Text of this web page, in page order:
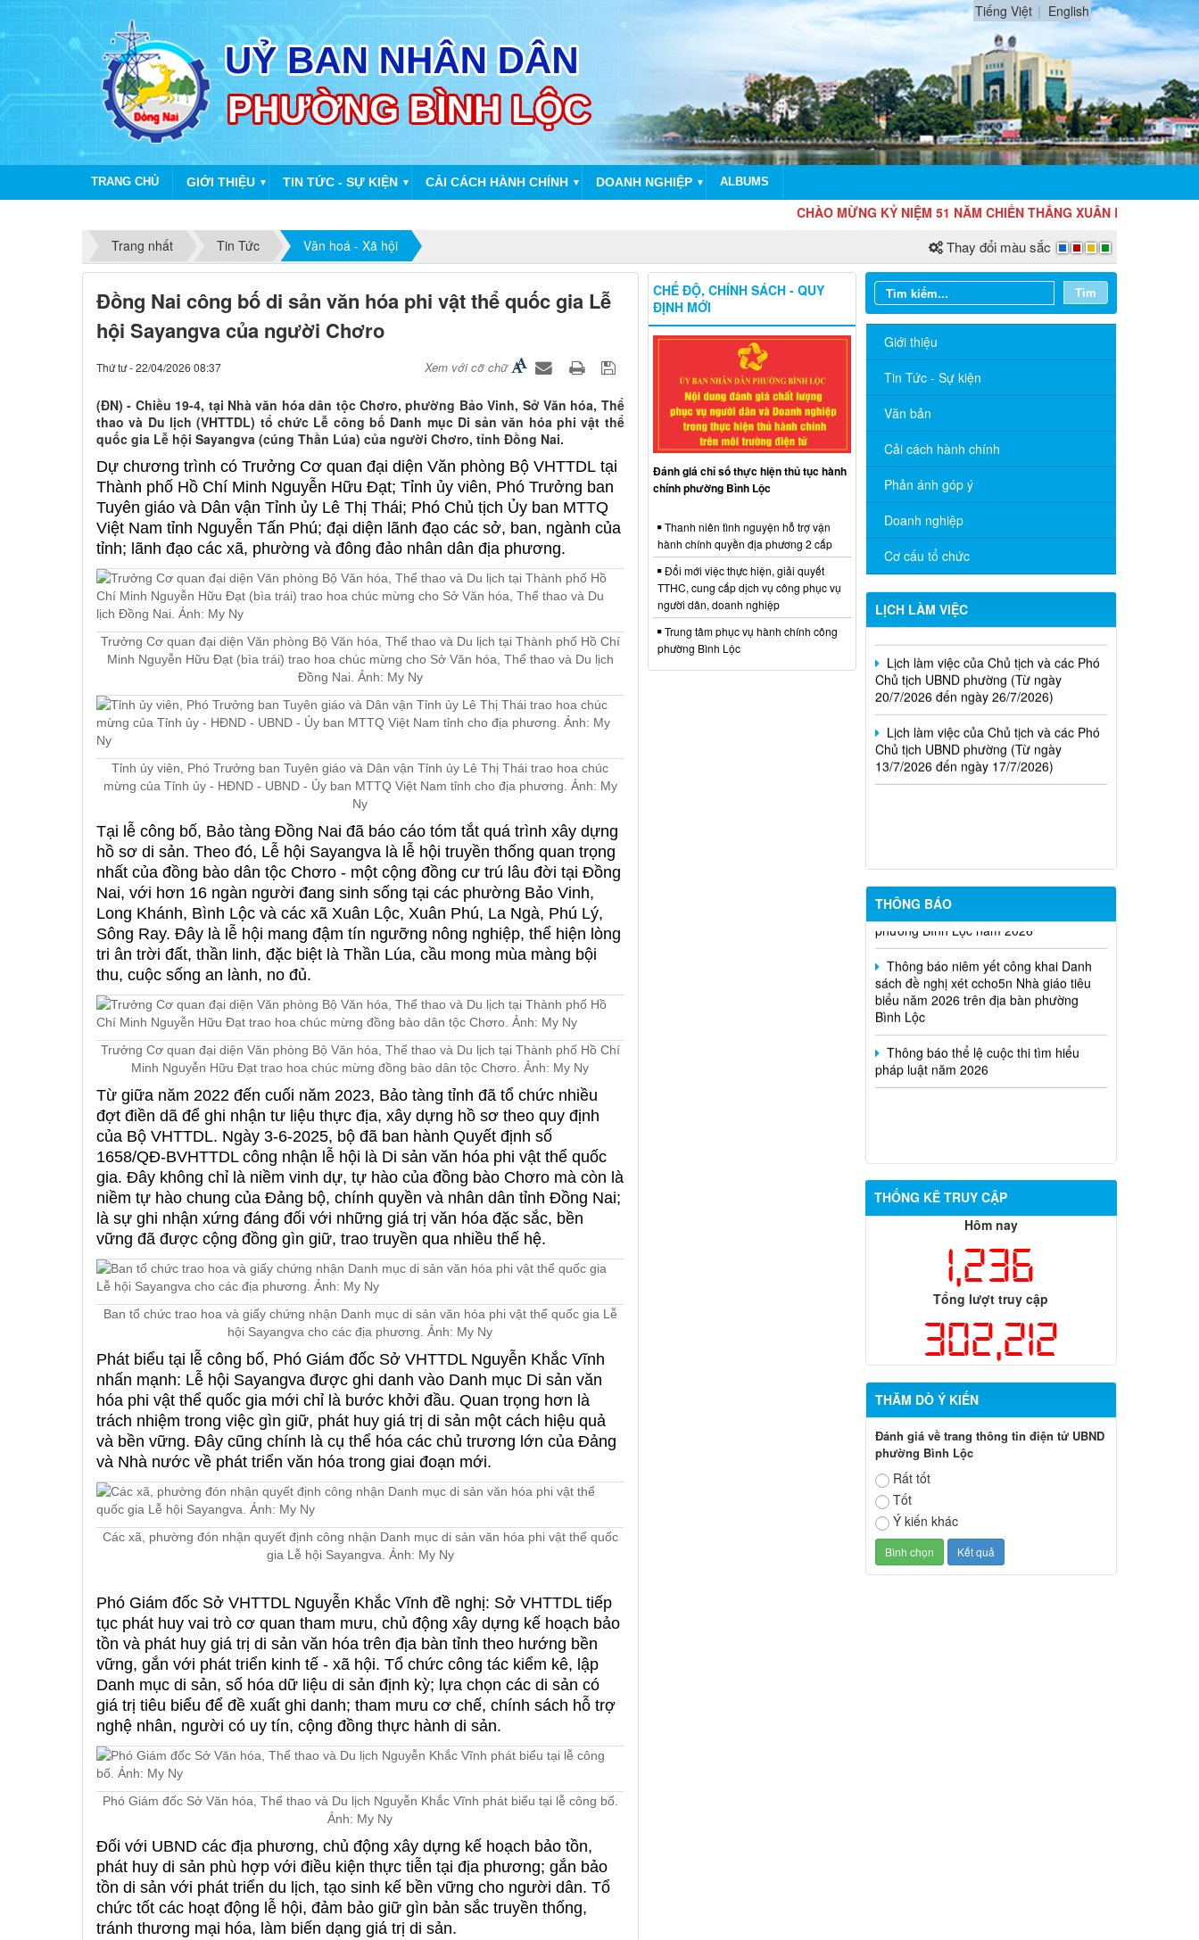
Tiếng Việt English
TRANG CHỦ GIỚI THIỆU ▼ TIN TỨC - SỰ KIỆN ▼ CẢI CÁCH HÀNH CHÍNH ▼ DOANH NGHIỆP ▼ ALBUMS
CHÀO MỪNG KỶ NIỆM 51 NĂM CHIẾN THẮNG XUÂN LỘC GIẢI PHÓNG
Trang nhất
Tin Tức Văn hoá - Xã hội Thay đổi màu sắc
Đồng Nai công bố di sản văn hóa phi vật thể quốc gia Lễ
hội Sayangva của người Chơro
Thứ tư - 22/04/2026 08:37 Xem với cỡ chữ
(ĐN) - Chiều 19-4, tại Nhà văn hóa dân tộc Chơro, phường Bảo Vinh, Sở Văn hóa, Thể
thao và Du lịch (VHTTDL) tổ chức Lễ công bố Danh mục Di sản văn hóa phi vật thể
quốc gia Lễ hội Sayangva (cúng Thần Lúa) của người Chơro, tỉnh Đồng Nai.
Dự chương trình có Trưởng Cơ quan đại diện Văn phòng Bộ VHTTDL tại
Thành phố Hồ Chí Minh Nguyễn Hữu Đạt; Tỉnh ủy viên, Phó Trưởng ban
Tuyên giáo và Dân vận Tỉnh ủy Lê Thị Thái; Phó Chủ tịch Ủy ban MTTQ
Việt Nam tỉnh Nguyễn Tấn Phú; đại diện lãnh đạo các sở, ban, ngành của
tỉnh; lãnh đạo các xã, phường và đông đảo nhân dân địa phương.
Trưởng Cơ quan đại diện Văn phòng Bộ Văn hóa, Thể thao và Du lịch tại Thành phố Hồ Chí
Minh Nguyễn Hữu Đạt (bìa trái) trao hoa chúc mừng cho Sở Văn hóa, Thể thao và Du lịch
Đồng Nai. Ảnh: My Ny
Tỉnh ủy viên, Phó Trưởng ban Tuyên giáo và Dân vận Tỉnh ủy Lê Thị Thái trao hoa chúc
mừng của Tỉnh ủy - HĐND - UBND - Ủy ban MTTQ Việt Nam tỉnh cho địa phương. Ảnh: My
Ny
Tại lễ công bố, Bảo tàng Đồng Nai đã báo cáo tóm tắt quá trình xây dựng
hồ sơ di sản. Theo đó, Lễ hội Sayangva là lễ hội truyền thống quan trọng
nhất của đồng bào dân tộc Chơro - một cộng đồng cư trú lâu đời tại Đồng
Nai, với hơn 16 ngàn người đang sinh sống tại các phường Bảo Vinh,
Long Khánh, Bình Lộc và các xã Xuân Lộc, Xuân Phú, La Ngà, Phú Lý,
Sông Ray. Đây là lễ hội mang đậm tín ngưỡng nông nghiệp, thể hiện lòng
tri ân trời đất, thần linh, đặc biệt là Thần Lúa, cầu mong mùa màng bội
thu, cuộc sống an lành, no đủ.
Trưởng Cơ quan đại diện Văn phòng Bộ Văn hóa, Thể thao và Du lịch tại Thành phố Hồ Chí
Minh Nguyễn Hữu Đạt trao hoa chúc mừng đồng bào dân tộc Chơro. Ảnh: My Ny
Từ giữa năm 2022 đến cuối năm 2023, Bảo tàng tỉnh đã tổ chức nhiều
đợt điền dã để ghi nhận tư liệu thực địa, xây dựng hồ sơ theo quy định
của Bộ VHTTDL. Ngày 3-6-2025, bộ đã ban hành Quyết định số
1658/QĐ-BVHTTDL công nhận lễ hội là Di sản văn hóa phi vật thể quốc
gia. Đây không chỉ là niềm vinh dự, tự hào của đồng bào Chơro mà còn là
niềm tự hào chung của Đảng bộ, chính quyền và nhân dân tỉnh Đồng Nai;
là sự ghi nhận xứng đáng đối với những giá trị văn hóa đặc sắc, bền
vững đã được cộng đồng gìn giữ, trao truyền qua nhiều thế hệ.
Ban tổ chức trao hoa và giấy chứng nhận Danh mục di sản văn hóa phi vật thể quốc gia Lễ
hội Sayangva cho các địa phương. Ảnh: My Ny
Phát biểu tại lễ công bố, Phó Giám đốc Sở VHTTDL Nguyễn Khắc Vĩnh
nhấn mạnh: Lễ hội Sayangva được ghi danh vào Danh mục Di sản văn
hóa phi vật thể quốc gia mới chỉ là bước khởi đầu. Quan trọng hơn là
trách nhiệm trong việc gìn giữ, phát huy giá trị di sản một cách hiệu quả
và bền vững. Đây cũng chính là cụ thể hóa các chủ trương lớn của Đảng
và Nhà nước về phát triển văn hóa trong giai đoạn mới.
Các xã, phường đón nhận quyết định công nhận Danh mục di sản văn hóa phi vật thể quốc
gia Lễ hội Sayangva. Ảnh: My Ny
Phó Giám đốc Sở VHTTDL Nguyễn Khắc Vĩnh đề nghị: Sở VHTTDL tiếp
tục phát huy vai trò cơ quan tham mưu, chủ động xây dựng kế hoạch bảo
tồn và phát huy giá trị di sản văn hóa trên địa bàn tỉnh theo hướng bền
vững, gắn với phát triển kinh tế - xã hội. Tổ chức công tác kiểm kê, lập
Danh mục di sản, số hóa dữ liệu di sản định kỳ; lựa chọn các di sản có
giá trị tiêu biểu để đề xuất ghi danh; tham mưu cơ chế, chính sách hỗ trợ
nghệ nhân, người có uy tín, cộng đồng thực hành di sản.
Phó Giám đốc Sở Văn hóa, Thể thao và Du lịch Nguyễn Khắc Vĩnh phát biểu tại lễ công bố.
Ảnh: My Ny
Đối với UBND các địa phương, chủ động xây dựng kế hoạch bảo tồn,
phát huy di sản phù hợp với điều kiện thực tiễn tại địa phương; gắn bảo
tồn di sản với phát triển du lịch, tạo sinh kế bền vững cho người dân. Tổ
chức tốt các hoạt động lễ hội, đảm bảo giữ gìn bản sắc truyền thống,
tránh thương mại hóa, làm biến dạng giá trị di sản.
Tìm
Giới thiệu
Tin Tức - Sự kiện
Văn bản
Cải cách hành chính
Phản ánh góp ý
Doanh nghiệp
Cơ cấu tổ chức
LỊCH LÀM VIỆC
Lịch làm việc của Chủ tịch và các Phó
Chủ tịch UBND phường (Từ ngày
03/8/2026 đến ngày 07/8/2026)
Lịch làm việc của Chủ tịch và các Phó
Chủ tịch UBND phường (Từ ngày
27/7/2026 đến ngày 31/7/2026)
Lịch làm việc của Chủ tịch và các Phó
Chủ tịch UBND phường (Từ ngày
20/7/2026 đến ngày 26/7/2026)
Lịch làm việc của Chủ tịch và các Phó
Chủ tịch UBND phường (Từ ngày
13/7/2026 đến ngày 17/7/2026)
THÔNG BÁO
chức Trung tâm Dịch vụ tổng hợp
phường Bình Lộc năm 2026
Thông báo niêm yết công khai Danh
sách đề nghị xét ccho5n Nhà giáo tiêu
biểu năm 2026 trên địa bàn phường
Bình Lộc
Thông báo thể lệ cuộc thi tìm hiểu
pháp luật năm 2026
THỐNG KÊ TRUY CẬP
Hôm nay
1,236
Tổng lượt truy cập
302,212
THĂM DÒ Ý KIẾN
Đánh giá về trang thông tin điện tử UBND
phường Bình Lộc
Rất tốt
Tốt
Ý kiến khác
CHẾ ĐỘ, CHÍNH SÁCH - QUY
ĐỊNH MỚI
Đánh giá chỉ số thực hiện thủ tục hành
chính phường Bình Lộc
Thanh niên tình nguyện hỗ trợ vận
hành chính quyền địa phương 2 cấp
Đổi mới việc thực hiện, giải quyết
TTHC, cung cấp dịch vụ công phục vụ
người dân, doanh nghiệp
Trung tâm phục vụ hành chính công
phường Bình Lộc